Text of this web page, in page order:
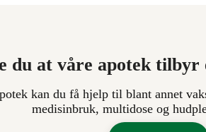
du at våre apotek tilbyr
kan du få hjelp til blant annet
medisinbruk, multidose og